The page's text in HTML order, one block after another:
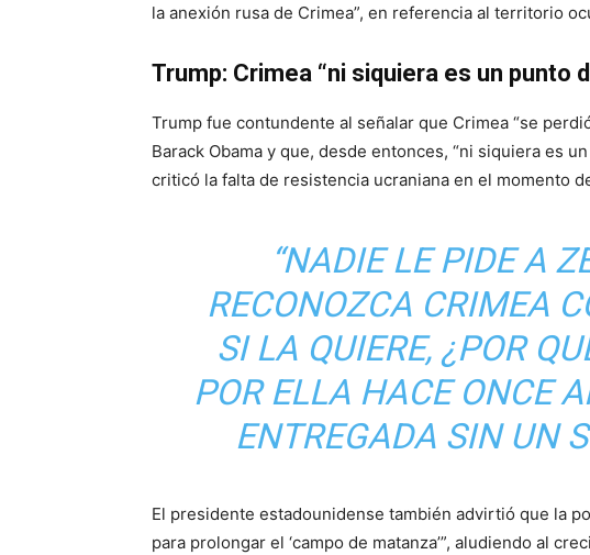
la anexión rusa de Crimea”, en referencia al territorio
Trump: Crimea “ni siquiera es un punto
Trump fue contundente al señalar que Crimea “se
Barack Obama y que, desde entonces, “ni siquiera es
criticó la falta de resistencia ucraniana en el momento
“NADIE LE PIDE A
RECONOZCA CRIMEA
SI LA QUIERE, ¿POR
POR ELLA HACE ONCE
ENTREGADA SIN UN
El presidente estadounidense también advirtió que la
para prolongar el ‘campo de matanza’”, aludiendo al